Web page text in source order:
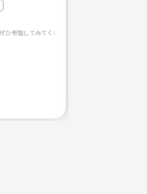
1人でじっくり写真を撮ることは好き！ …でも共有できる人がいたら もっと楽しいだろうな〜！ ふ